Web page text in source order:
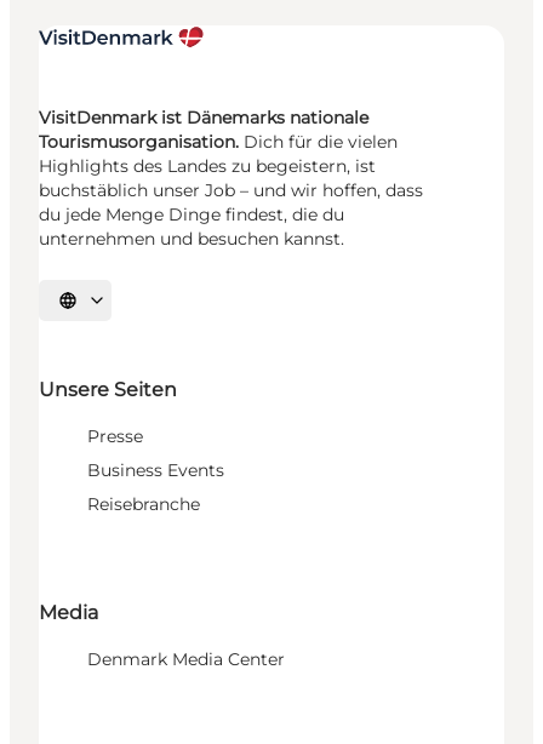
VisitDenmark ist Dänemarks nationale
Tourismusorganisation. Dich für die vielen
Highlights des Landes zu begeistern, ist
buchstäblich unser Job – und wir hoffen, dass
du jede Menge Dinge findest, die du
unternehmen und besuchen kannst.
Sprache auswählen
Unsere Seiten
Presse
Business Events
Reisebranche
Media
Denmark Media Center